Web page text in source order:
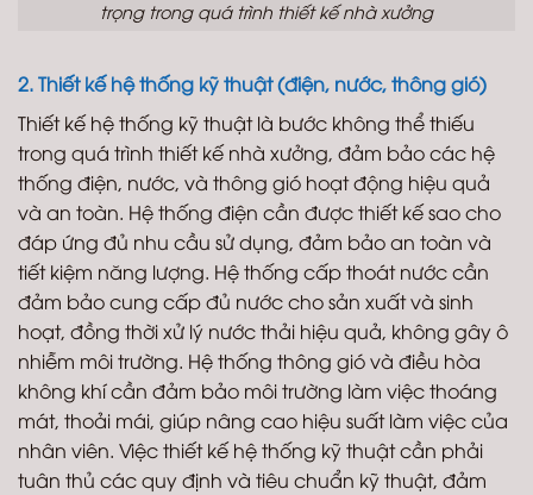
trọng trong quá trình thiết kế nhà xưởng
2. Thiết kế hệ thống kỹ thuật (điện, nước, thông gió)
Thiết kế hệ thống kỹ thuật là bước không thể thiếu
trong quá trình thiết kế nhà xưởng, đảm bảo các hệ
thống điện, nước, và thông gió hoạt động hiệu quả
và an toàn. Hệ thống điện cần được thiết kế sao cho
đáp ứng đủ nhu cầu sử dụng, đảm bảo an toàn và
tiết kiệm năng lượng. Hệ thống cấp thoát nước cần
đảm bảo cung cấp đủ nước cho sản xuất và sinh
hoạt, đồng thời xử lý nước thải hiệu quả, không gây ô
nhiễm môi trường. Hệ thống thông gió và điều hòa
không khí cần đảm bảo môi trường làm việc thoáng
mát, thoải mái, giúp nâng cao hiệu suất làm việc của
nhân viên. Việc thiết kế hệ thống kỹ thuật cần phải
tuân thủ các quy định và tiêu chuẩn kỹ thuật, đảm